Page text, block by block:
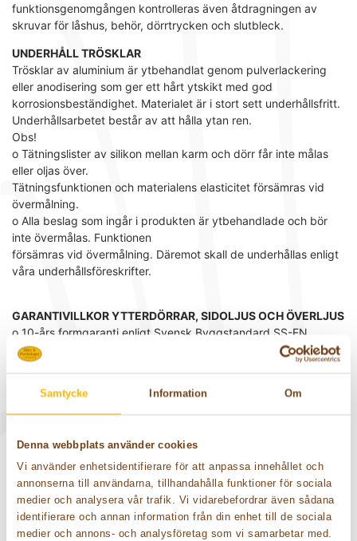
Samtycke Information Om
Denna webbplats använder cookies
Vi använder enhetsidentifierare för att anpassa innehållet och
annonserna till användarna, tillhandahålla funktioner för sociala
medier och analysera vår trafik. Vi vidarebefordrar även sådana
identifierare och annan information från din enhet till de sociala
medier och annons- och analysföretag som vi samarbetar med.
funktionsgenomgången kontrolleras även åtdragningen av
skruvar för låshus, behör, dörrtrycken och slutbleck.
UNDERHÅLL TRÖSKLAR
Trösklar av aluminium är ytbehandlat genom pulverlackering
eller anodisering som ger ett hårt ytskikt med god
korrosionsbeständighet. Materialet är i stort sett underhållsfritt.
Underhållsarbetet består av att hålla ytan ren.
Obs!
o Tätningslister av silikon mellan karm och dörr får inte målas
eller oljas över.
Tätningsfunktionen och materialens elasticitet försämras vid
övermålning.
o Alla beslag som ingår i produkten är ytbehandlade och bör
inte övermålas. Funktionen
försämras vid övermålning. Däremot skall de underhållas enligt
våra underhållsföreskrifter.
GARANTIVILLKOR YTTERDÖRRAR, SIDOLJUS OCH ÖVERLJUS
o 10-års formgaranti enligt Svensk Byggstandard SS-EN
14351-1:2006
o 2-år mot fabrikationsfel.
o 2 år på målning och lackering.
- Garanti gäller vid fackmässig montering och om Dörr &
- Garanti lämnas inte för dörr som monteras i fasad utan
skyddande konstruktion. Detta kan
bestå av påbyggnad, eftermonterat entrétak, överbyggnad
(typ balkong eller dylikt),
utskjutande takfot och/eller dropplåt på minst 100mm ovanför
dörr.